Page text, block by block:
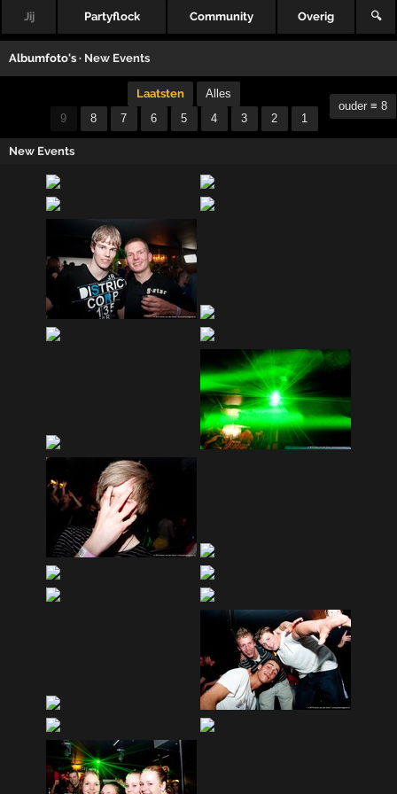
Jij Partyflock Community Overig 🔍
Albumfoto's · New Events
Laatsten
Alles
9
8 7 6 5 4 3 2 1
ouder ≡ 8
New Events